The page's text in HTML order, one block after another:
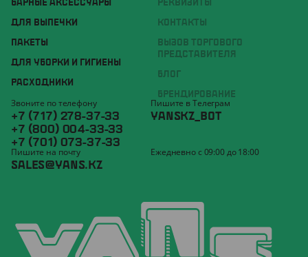
БАРНЫЕ АКСЕССУАРЫ
ДЛЯ ВЫПЕЧКИ
ПАКЕТЫ
ДЛЯ УБОРКИ И ГИГИЕНЫ
РАСХОДНИКИ
РЕКВИЗИТЫ
КОНТАКТЫ
ВЫЗОВ ТОРГОВОГО
ПРЕДСТАВИТЕЛЯ
БЛОГ
БРЕНДИРОВАНИЕ
Звоните по телефону
+7 (717) 278-37-33
+7 (800) 004-33-33
+7 (701) 073-37-33
Пишите в Телеграм
YANSKZ_BOT
Пишите на почту
SALES@YANS.KZ
Ежедневно с 09:00 до 18:00